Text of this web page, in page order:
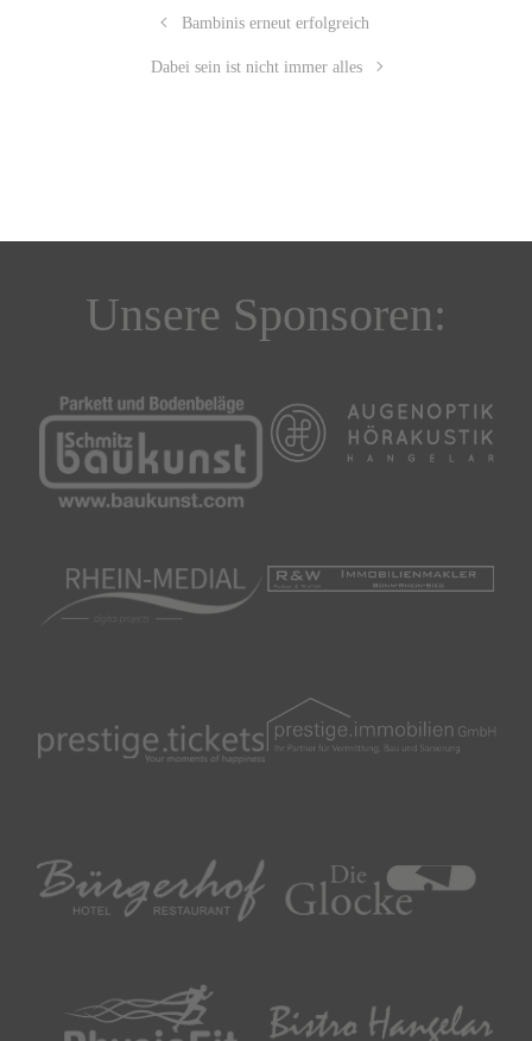
Bambinis erneut erfolgreich
Dabei sein ist nicht immer alles
Unsere Sponsoren: